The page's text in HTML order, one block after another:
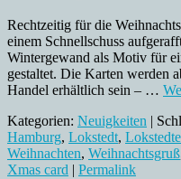
Rechtzeitig für die
einem Schnellschuss
Wintergewand als Motiv für
gestaltet. Die Karten werden
Handel erhältlich sein – …
Kategorien: Neuigkeiten |
Hamburg, Lokstedt,
Weihnachten, Weihnachtsgruß
Xmas card
Permalink